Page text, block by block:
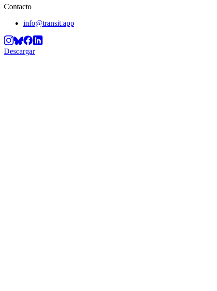
Contacto
info@transit.app
Descargar